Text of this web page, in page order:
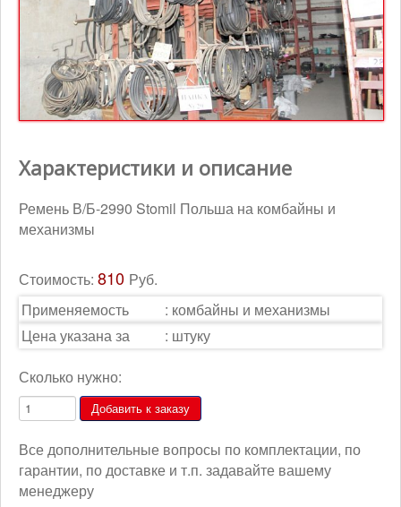
Контакты
Корзина
Характеристики и описание
Ремень В/Б-2990 Stomil Польша на комбайны и
механизмы
Стоимость: 810 Руб.
Применяемость
: комбайны и механизмы
Цена указана за
: штуку
Сколько нужно:
Все дополнительные вопросы по комплектации, по
гарантии, по доставке и т.п. задавайте вашему
менеджеру